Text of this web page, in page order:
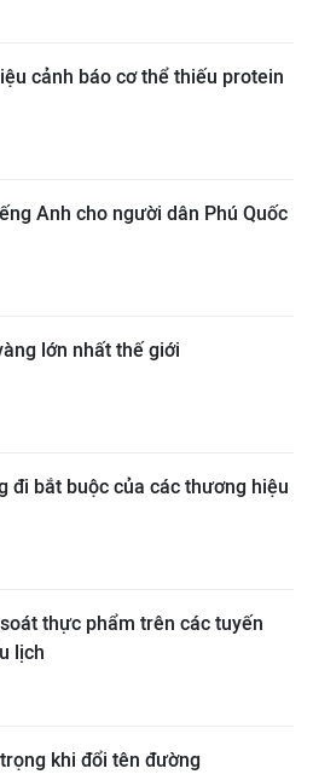
cảnh báo cơ thể thiếu protein
Anh cho người dân Phú Quốc
lớn nhất thế giới
đi bắt buộc của các thương hiệu
thực phẩm trên các tuyến
lịch
khi đổi tên đường